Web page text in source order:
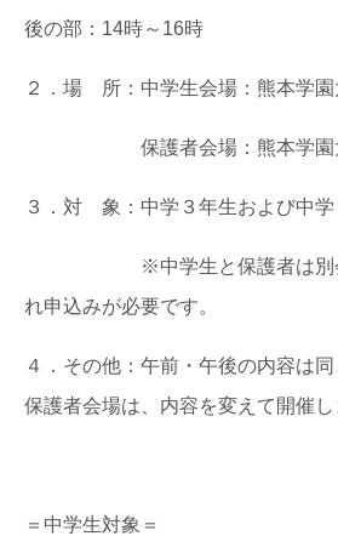
後の部：14時～16時
２．場 所：中学生会場：熊本学
保護者会場：熊本学園大
３．対 象：中学３年生および中
※中学生と保護者は別会場
れ申込みが必要です。
４．その他：午前・午後の内容は
保護者会場は、内容を変えて開催し
＝中学生対象＝